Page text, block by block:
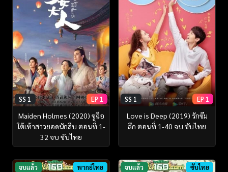
SS 1 EP 1
Maiden Holmes (2020) ซูฉือ
ใต้เท้าสาวยอดนักสืบ ตอนที่ 1-
32 จบ ซับไทย
SS 1 EP 1
Love is Deep (2019) รักซึม
ลึก ตอนที่ 1-40 จบ ซับไทย
จบแล้ว พากย์ไทย จบแล้ว ซับไทย